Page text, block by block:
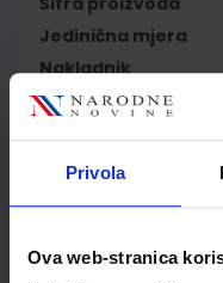
Privola
Ova web-stranica
Jedinična mjera
Nakladnik
Autor
Školski razred
Vrsta školske knjige
Vrsta škole